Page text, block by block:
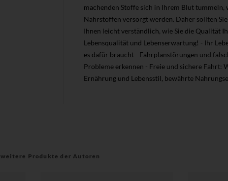
machenden Stoffe sich in Ihrem Blut
Nährstoffen versorgt werden. Daher sollten
Ihnen leicht verständlich, wie Sie die Qualität
Lebensqualität und Lebenserwartung! - Ihr
es dafür braucht - Fahrplanstörungen und
Probleme erkennen - Freie und sichere Fahrt:
Ernährung und Lebensstil, bewährte
weitere Produkte der Autoren